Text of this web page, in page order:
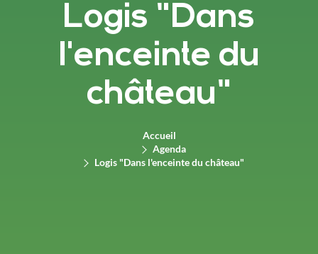
Logis "Dans
l'enceinte du
château"
Accueil
Agenda
Logis "Dans l'enceinte du château"